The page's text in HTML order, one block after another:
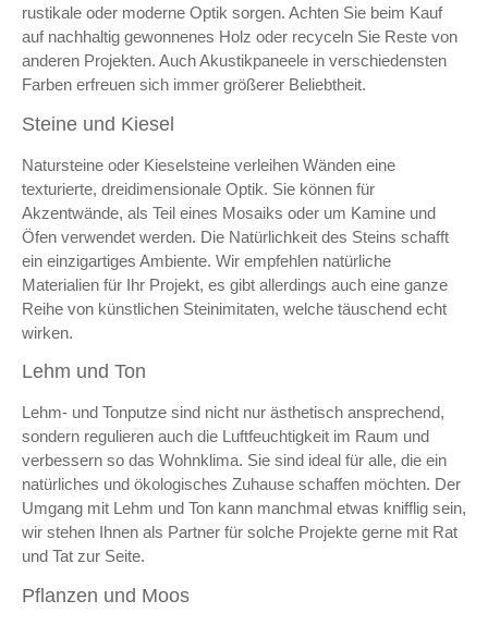
rustikale oder moderne Optik sorgen. Achten Sie beim Kauf
auf nachhaltig gewonnenes Holz oder recyceln Sie Reste von
anderen Projekten. Auch Akustikpaneele in verschiedensten
Farben erfreuen sich immer größerer Beliebtheit.
Steine und Kiesel
Natursteine oder Kieselsteine verleihen Wänden eine
texturierte, dreidimensionale Optik. Sie können für
Akzentwände, als Teil eines Mosaiks oder um Kamine und
Öfen verwendet werden. Die Natürlichkeit des Steins schafft
ein einzigartiges Ambiente. Wir empfehlen natürliche
Materialien für Ihr Projekt, es gibt allerdings auch eine ganze
Reihe von künstlichen Steinimitaten, welche täuschend echt
wirken.
Lehm und Ton
Lehm- und Tonputze sind nicht nur ästhetisch ansprechend,
sondern regulieren auch die Luftfeuchtigkeit im Raum und
verbessern so das Wohnklima. Sie sind ideal für alle, die ein
natürliches und ökologisches Zuhause schaffen möchten. Der
Umgang mit Lehm und Ton kann manchmal etwas knifflig sein,
wir stehen Ihnen als Partner für solche Projekte gerne mit Rat
und Tat zur Seite.
Pflanzen und Moos